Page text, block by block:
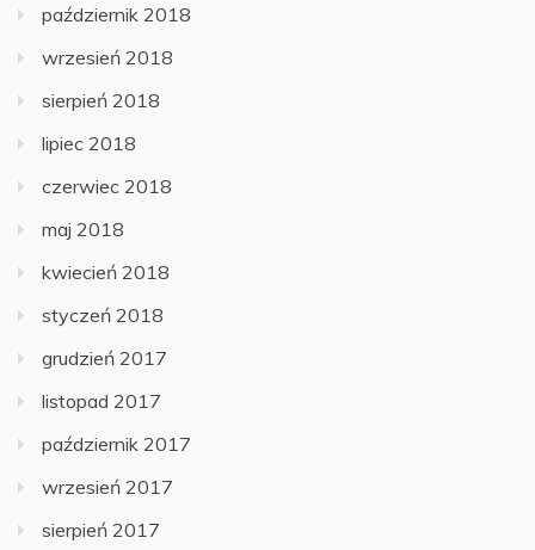
październik 2018
wrzesień 2018
sierpień 2018
lipiec 2018
czerwiec 2018
maj 2018
kwiecień 2018
styczeń 2018
grudzień 2017
listopad 2017
październik 2017
wrzesień 2017
sierpień 2017